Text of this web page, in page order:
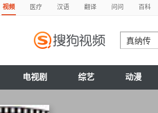
视频 医疗 汉语 翻译 问问 百科
电视剧 综艺 动漫